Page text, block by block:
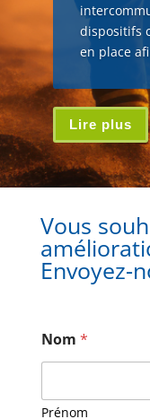
dispositifs
en place
Lire plus
Vous
Envoyez-
Nom *
Prénom